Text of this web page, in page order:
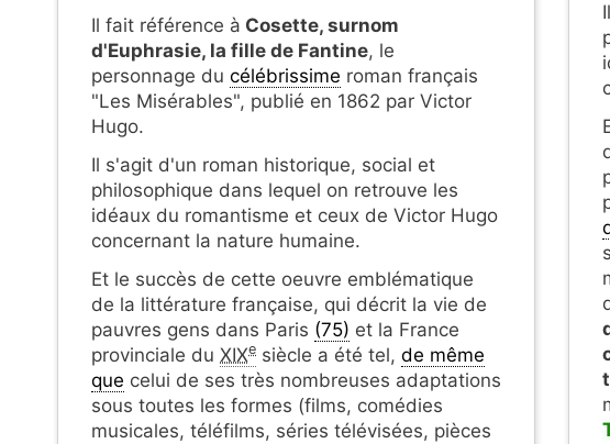
Il fait référence à Cosette, surnom
d'Euphrasie, la fille de Fantine, le
personnage du célébrissime roman français
"Les Misérables", publié en 1862 par Victor
Hugo.
Il s'agit d'un roman historique, social et
philosophique dans lequel on retrouve les
idéaux du romantisme et ceux de Victor Hugo
concernant la nature humaine.
Et le succès de cette oeuvre emblématique
de la littérature française, qui décrit la vie de
pauvres gens dans Paris (75) et la France
provinciale du XIXe siècle a été tel, de même
que celui de ses très nombreuses adaptations
sous toutes les formes (films, comédies
musicales, téléfilms, séries télévisées, pièces